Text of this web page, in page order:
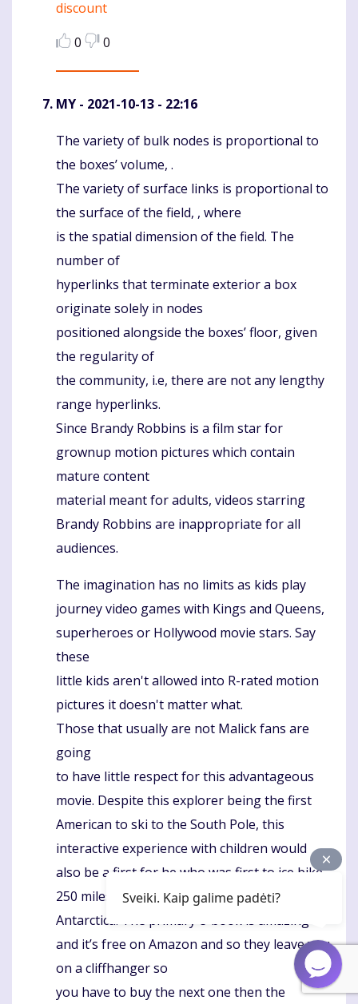
discount
0
0
MY - 2021-10-13 - 22:16
Komentaras
The variety of bulk nodes is proportional to
the boxes’ volume, .
The variety of surface links is proportional to
the surface of the field, , where
is the spatial dimension of the field. The
number of
hyperlinks that terminate exterior a box
originate solely in nodes
positioned alongside the boxes’ floor, given
the regularity of
the community, i.e, there are not any lengthy
range hyperlinks.
Since Brandy Robbins is a film star for
grownup motion pictures which contain
mature content
material meant for adults, videos starring
Brandy Robbins are inappropriate for all
audiences.
The imagination has no limits as kids play
journey video games with Kings and Queens,
superheroes or Hollywood movie stars. Say
these
little kids aren't allowed into R-rated motion
pictures it doesn't matter what.
Those that usually are not Malick fans are
going
to have little respect for this advantageous
movie. Despite this explorer being the first
American to ski to the South Pole, this
interactive experience with children would
also be a first for he who was first to ice bike
250 miles across
Antarctica. The primary e-book is amazing
and it’s free on Amazon and so they leave you
on a cliffhanger so
you have to buy the next one then the
Sveiki. Kaip galime padėti?